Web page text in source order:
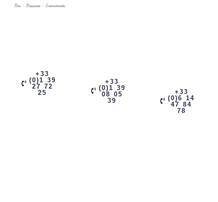
+33
(0)1 39
27 72
25
+33
(0)1 39
08 05
39
+33
(0)6 14
47 84
78